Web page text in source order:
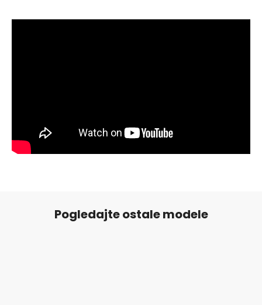
Pogledajte ostale modele